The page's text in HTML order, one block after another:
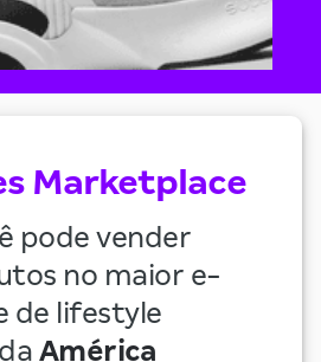
Marketplace
pode vender
no maior e-
de lifestyle
América